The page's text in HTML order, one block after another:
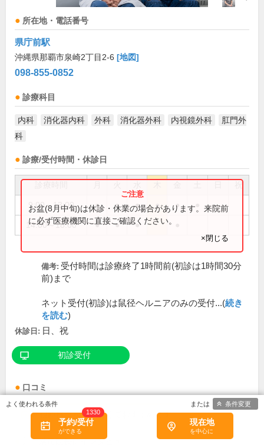
所在地・電話番号
県庁前駅
沖縄県那覇市泉崎2丁目2-6 [地図]
098-855-0852
診療科目
内科 消化器内科 外科 消化器外科 内視鏡外科
肛門外
科
診療/受付時間・休診日
9:00～13:00 ● ● ● ● ●
14:00～18:00 ● ● ●
お盆(8月中旬)は休診・休業の場合があります。来院前
に必ず医療機関に直接ご確認ください。
×閉じる
備考: 受付時間は診療終了1時間前(初診は1時間30分
前)まで
ネット受付(初診)は鼠径ヘルニアのみの受付...(続き
を読む)
休診日: 日、祝
初診受付
口コミ
内視鏡検査が辛くなくておすすめです
川上浩司院長にインタビュー
予約/受付
1330
現在地
条件変更